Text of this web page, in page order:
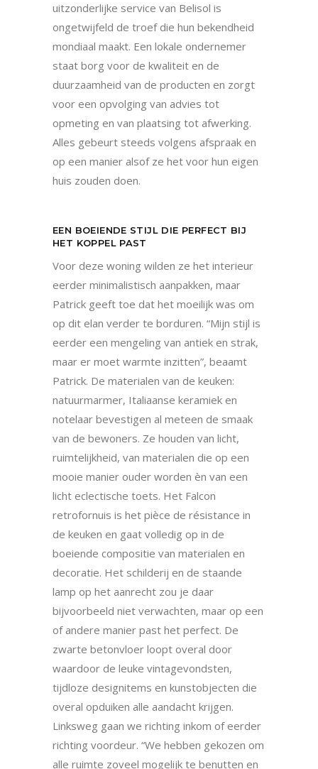
uitzonderlijke service van Belisol is
ongetwijfeld de troef die hun bekendheid
mondiaal maakt. Een lokale ondernemer
staat borg voor de kwaliteit en de
duurzaamheid van de producten en zorgt
voor een opvolging van advies tot
opmeting en van plaatsing tot afwerking.
Alles gebeurt steeds volgens afspraak en
op een manier alsof ze het voor hun eigen
huis zouden doen.
EEN BOEIENDE STIJL DIE PERFECT BIJ
HET KOPPEL PAST
Voor deze woning wilden ze het interieur
eerder minimalistisch aanpakken, maar
Patrick geeft toe dat het moeilijk was om
op dit elan verder te borduren. “Mijn stijl is
eerder een mengeling van antiek en strak,
maar er moet warmte inzitten”, beaamt
Patrick. De materialen van de keuken:
natuurmarmer, Italiaanse keramiek en
notelaar bevestigen al meteen de smaak
van de bewoners. Ze houden van licht,
ruimtelijkheid, van materialen die op een
mooie manier ouder worden èn van een
licht eclectische toets. Het Falcon
retrofornuis is het pièce de résistance in
de keuken en gaat volledig op in de
boeiende compositie van materialen en
decoratie. Het schilderij en de staande
lamp op het aanrecht zou je daar
bijvoorbeeld niet verwachten, maar op een
of andere manier past het perfect. De
zwarte betonvloer loopt overal door
waardoor de leuke vintagevondsten,
tijdloze designitems en kunstobjecten die
overal opduiken alle aandacht krijgen.
Linksweg gaan we richting inkom of eerder
richting voordeur. “We hebben gekozen om
alle ruimte zoveel mogelijk te benutten en